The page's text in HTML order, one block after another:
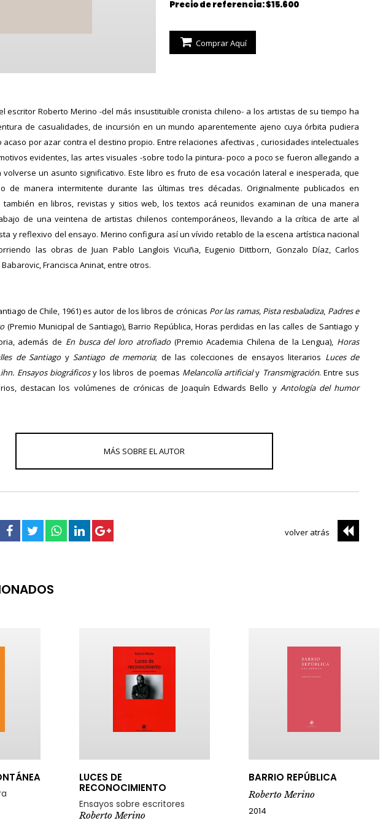
Precio de referencia: $15.600
Comprar Aquí
escritor Roberto Merino -del más insustituible cronista chileno- a los artistas de su tiempo ha
de casualidades, de incursión en un mundo aparentemente ajeno cuya órbita pudiera
por azar contra el destino propio. Entre relaciones afectivas , curiosidades intelectuales
evidentes, las artes visuales -sobre todo la pintura- poco a poco se fueron allegando a
volverse un asunto significativo. Este libro es fruto de esa vocación lateral e inesperada, que
de manera intermitente durante las últimas tres décadas. Originalmente publicados en
también en libros, revistas y sitios web, los textos acá reunidos examinan de una manera
de una veintena de artistas chilenos contemporáneos, llevando a la crítica de arte al
y reflexivo del ensayo. Merino configura así un vívido retablo de la escena artística nacional
las obras de Juan Pablo Langlois Vicuña, Eugenio Dittborn, Gonzalo Díaz, Carlos
Francisca Aninat, entre otros.
de Chile, 1961) es autor de los libros de crónicas Por las ramas, Pista resbaladiza, Padres e
(Premio Municipal de Santiago), Barrio República, Horas perdidas en las calles de Santiago y
además de En busca del loro atrofiado(Premio Academia Chilena de la Lengua), Horas
de SantiagoySantiago de memoria; de las colecciones de ensayos literarios Luces de
Ensayos biográficosy los libros de poemas Melancolía artificialy Transmigración. Entre sus
destacan los volúmenes de crónicas de Joaquín Edwards Bello y Antología del humor
volver atrás
BARRIO REPÚBLICA
Roberto Merino
2014
MELANCOLÍA ARTIFICIAL
Roberto Merino